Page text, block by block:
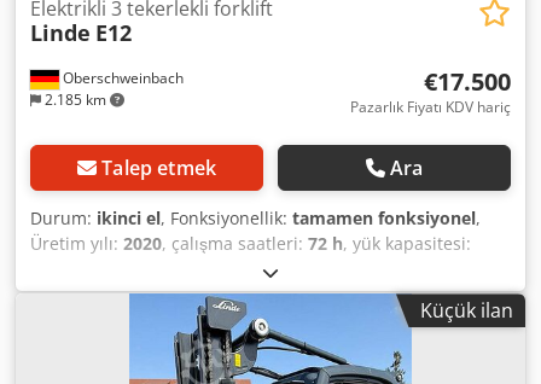
Oberschweinbach
2.185 km
Elektrikli 3 tekerlekli forklift
Linde E12
€17.500
Pazarlık Fiyatı KDV hariç
Talep etmek Ara
Durum: ikinci el, Fonksiyonellik: tamamen fonksiyonel,
Üretim yılı: 2020, çalışma saatleri: 72 h, yük kapasitesi:
, kaldırma yüksekliği:3.450 mm
elektrikli, direk tipi:simpleks, inşaat yüksekliği:2.270 mm,
, Elektrikli 3 tekerlekli forklift Direk tipi:
Standart Durum: Kullanıma hazır ve tam işlevsel Teknik
durum: iyi yan kaydırma, Csdpfx Aox N Uz Uol Rsrf
Küçük ilan